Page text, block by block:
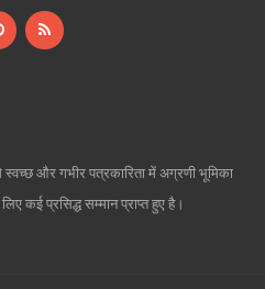
और गभीर पत्रकारिता में अग्रणी भूमिका
कई प्रसिद्ध सम्मान प्राप्त हुए है।